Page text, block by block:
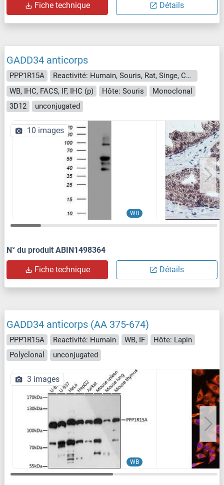
Fiche technique Détails
GADD34 anticorps
PPP1R15A
Reactivité: Humain, Souris, Rat, Singe, Chien
WB, IHC, FACS, IF, IHC (p)
Hôte: Souris
Monoclonal
3D12
unconjugated
WB
10 images
N° du produit ABIN1498364
Fiche technique Détails
GADD34 anticorps (AA 375-674)
PPP1R15A Reactivité: Humain WB, IF
Hôte: Lapin
Polyclonal
unconjugated
WB
3 images